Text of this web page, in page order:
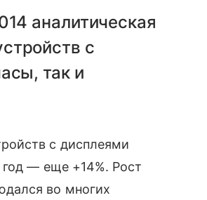
аналитическая
с
так и
с дисплеями
год — еще +14%. Рост
во многих